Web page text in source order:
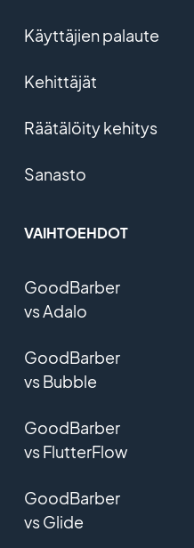
Käyttäjien palaute
Kehittäjät
Räätälöity kehitys
Sanasto
VAIHTOEHDOT
GoodBarber
vs Adalo
GoodBarber
vs Bubble
GoodBarber
vs FlutterFlow
GoodBarber
vs Glide